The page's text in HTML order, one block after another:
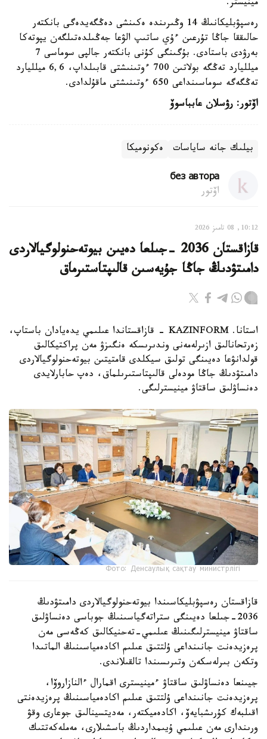
مينيستر.
رەسپۋبليكانىڭ 14 وڭىرىندە ەكىنشى دەڭگەيدەگى بانكتەر
حالىققا جاڭا تۇرعىن ءۇي ساتىپ الۋعا جەڭىلدەتىلگەن يپوتەكا
بەرۋدى باستادى. بۇگىنگى كۇنى بانكتەر جالپى سوماسى 7
ميلليارد تەڭگە بولاتىن 700 ءوتىنىشتى قابىلداپ، 6,6 ميلليارد
تەڭگەگە سوماسىنداعى 650 ءوتىنىشتى ماقۇلدادى.
اۆتور: رۋسلان عابباسوۆ
بيلىك جانە ساياسات ەكونوميكا
без автора
اۆتور
10:12, 08 تامىز 2026
قازاقستان 2036 -جىلعا دەيىن بيوتەحنولوگيالاردى
دامىتۋدىڭ جاڭا جۇيەسىن قالىپتاستىرماق
استانا. KAZINFORM - قازاقستاندا عىلىمي يدەيادان باستاپ،
زەرتحانالىق ازىرلەمەنى وندىرىسكە ەنگىزۋ مەن پراكتيكالىق
قولدانۋعا دەيىنگى تولىق سيكلدى قامتيتىن بيوتەحنولوگيالاردى
دامىتۋدىڭ جاڭا مودەلى قالىپتاستىرىلماق، دەپ حابارلايدى
دەنساۋلىق ساقتاۋ مينيسترلىگى.
Фото: Денсаулық сақтау министрлігі
قازاقستان رەسپۋبليكاسىندا بيوتەحنولوگيالاردى دامىتۋدىڭ
2036-جىلعا دەيىنگى ستراتەگياسىنىڭ جوباسى دەنساۋلىق
ساقتاۋ مينيسترلىگىنىڭ عىلىمي-تەحنيكالىق كەڭەسى مەن
پرەزيدەنت جانىنداعى ۇلتتىق عىلىم اكادەمياسىنىڭ الماتىدا
وتكەن بىرلەسكەن وتىرىسىندا تالقىلاندى.
جيىنعا دەنساۋلىق ساقتاۋ ءمينيسترى اقمارال ءالنازاروۆا،
پرەزيدەنت جانىنداعى ۇلتتىق عىلىم اكادەمياسىنىڭ پرەزيدەنتى
اقىلبەك كۇرىشبايەۆ، اكادەميكتەر، مەديتسينالىق جوعارى وقۋ
ورىندارى مەن عىلىمي ۇيىمداردىڭ باسشىلارى، مەملەكەتتىك